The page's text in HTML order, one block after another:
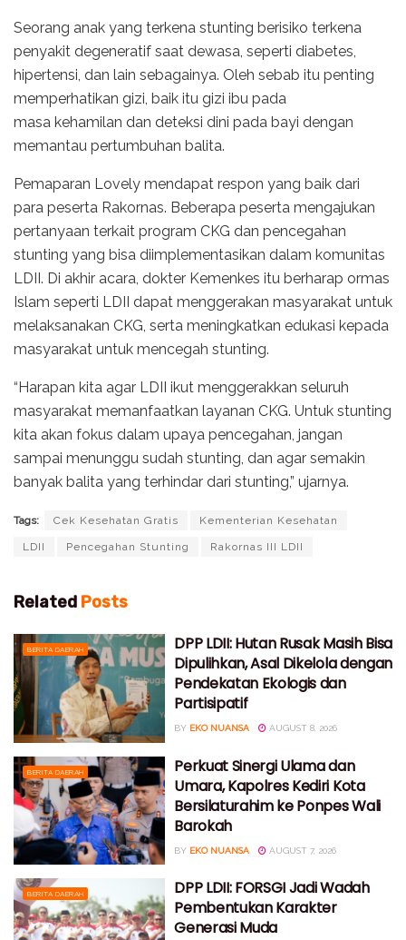
Seorang anak yang terkena stunting berisiko terkena
penyakit degeneratif saat dewasa, seperti diabetes,
hipertensi, dan lain sebagainya. Oleh sebab itu penting
memperhatikan gizi, baik itu gizi ibu pada
masa kehamilan dan deteksi dini pada bayi dengan
memantau pertumbuhan balita.
Pemaparan Lovely mendapat respon yang baik dari
para peserta Rakornas. Beberapa peserta mengajukan
pertanyaan terkait program CKG dan pencegahan
stunting yang bisa diimplementasikan dalam komunitas
LDII. Di akhir acara, dokter Kemenkes itu berharap ormas
Islam seperti LDII dapat menggerakan masyarakat untuk
melaksanakan CKG, serta meningkatkan edukasi kepada
masyarakat untuk mencegah stunting.
“Harapan kita agar LDII ikut menggerakkan seluruh
masyarakat memanfaatkan layanan CKG. Untuk stunting
kita akan fokus dalam upaya pencegahan, jangan
sampai menunggu sudah stunting, dan agar semakin
banyak balita yang terhindar dari stunting,” ujarnya.
Tags: Cek Kesehatan Gratis Kementerian Kesehatan
LDII Pencegahan Stunting Rakornas III LDII
Related Posts
BERITA DAERAH
DPP LDII: Hutan Rusak Masih Bisa
Dipulihkan, Asal Dikelola dengan
Pendekatan Ekologis dan
Partisipatif
BY EKO NUANSA AUGUST 8, 2026
BERITA DAERAH
Perkuat Sinergi Ulama dan
Umara, Kapolres Kediri Kota
Bersilaturahim ke Ponpes Wali
Barokah
BY EKO NUANSA AUGUST 7, 2026
BERITA DAERAH
DPP LDII: FORSGI Jadi Wadah
Pembentukan Karakter
Generasi Muda